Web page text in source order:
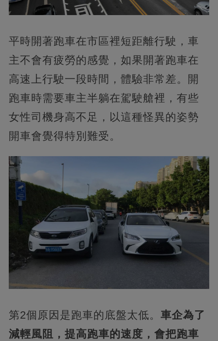
平時開著跑車在市區裡短距離行駛，車
主不會有疲勞的感覺，如果開著跑車在
高速上行駛一段時間，體驗非常差。開
跑車時需要車主半躺在駕駛艙裡，有些
女性司機身高不足，以這種怪異的姿勢
開車會覺得特別難受。
第2個原因是跑車的底盤太低。 車企為了
減輕風阻，提高跑車的速度，會把跑車